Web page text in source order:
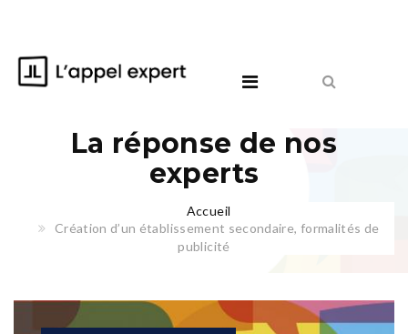
La réponse de nos
experts
Accueil
Création d’un établissement secondaire, formalités de
publicité